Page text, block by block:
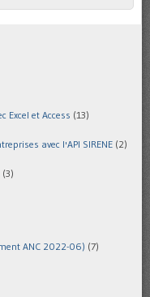
Excel et Access (13)
avec l'API SIRENE (2)
(3)
ANC 2022-06) (7)